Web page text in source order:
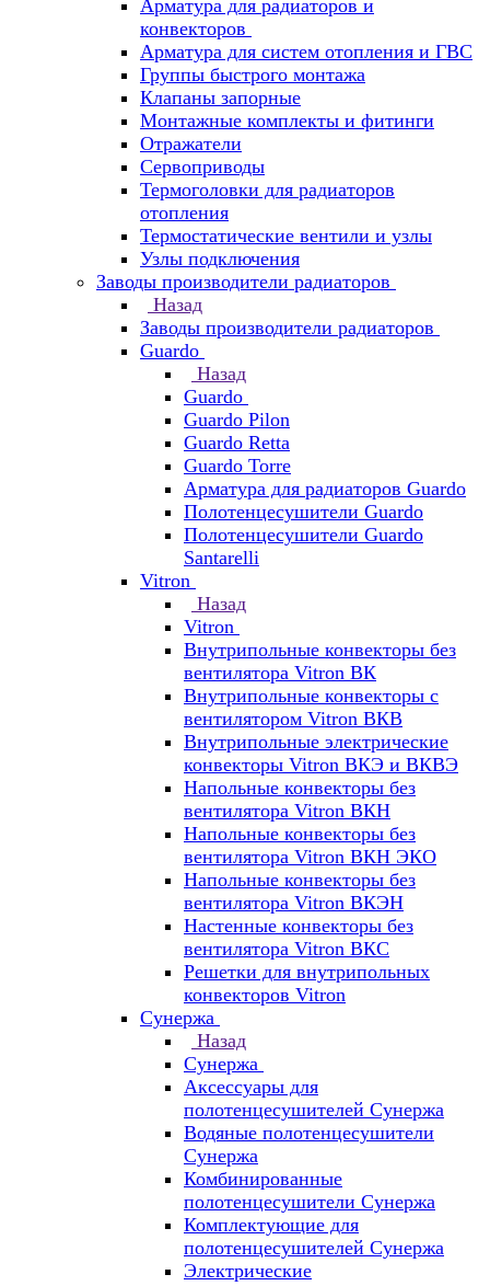
Арматура для радиаторов и
конвекторов
Арматура для систем отопления и ГВС
Группы быстрого монтажа
Клапаны запорные
Монтажные комплекты и фитинги
Отражатели
Сервоприводы
Термоголовки для радиаторов
отопления
Термостатические вентили и узлы
Узлы подключения
Заводы производители радиаторов
Назад
Заводы производители радиаторов
Guardo
Назад
Guardo
Guardo Pilon
Guardo Retta
Guardo Torre
Арматура для радиаторов Guardo
Полотенцесушители Guardo
Полотенцесушители Guardo
Santarelli
Vitron
Назад
Vitron
Внутрипольные конвекторы без
вентилятора Vitron ВК
Внутрипольные конвекторы с
вентилятором Vitron ВКВ
Внутрипольные электрические
конвекторы Vitron ВКЭ и ВКВЭ
Напольные конвекторы без
вентилятора Vitron ВКН
Напольные конвекторы без
вентилятора Vitron ВКН ЭКО
Напольные конвекторы без
вентилятора Vitron ВКЭН
Настенные конвекторы без
вентилятора Vitron ВКС
Решетки для внутрипольных
конвекторов Vitron
Сунержа
Назад
Сунержа
Аксессуары для
полотенцесушителей Сунержа
Водяные полотенцесушители
Сунержа
Комбинированные
полотенцесушители Сунержа
Комплектующие для
полотенцесушителей Сунержа
Электрические